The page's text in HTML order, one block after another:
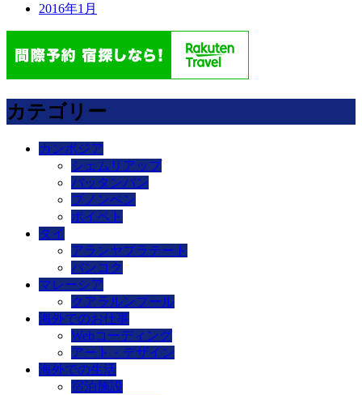
2016年1月
カテゴリー
カンボジア
シェムリアップ
バッタンバン
プノンペン
ポイペト
タイ
アランヤプラテート
バンコク
マレーシア
クアラルンプール
海外でのお仕事
Webコーディング
アート・デザイン
海外での生活
宿泊施設